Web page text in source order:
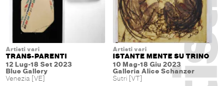
Artisti vari
TRANS-PARENTI
12 Lug-18 Set 2023
Blue Gallery
Venezia [VE]
Artisti vari
ISTANTE MENTE SU TRINO
10 Mag-18 Giu 2023
Galleria Alice Schanzer
Sutri [VT]